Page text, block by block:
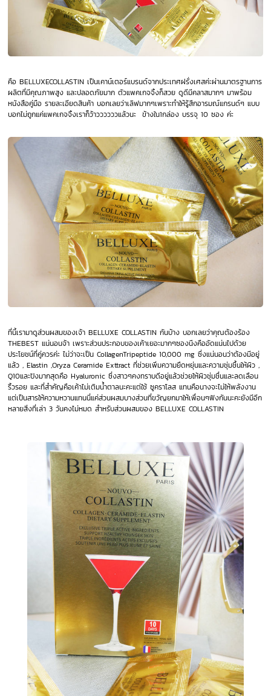
คือ BELLUXECOLLASTIN เป็นเคาน์เตอร์แบรนด์จากประเทศฝรั่งเศสค่ะผ่านมาตรฐานการ
ผลิตที่มีคุณภาพสูง และปลอดภัยมาก ตัวแพคเกจจิ้งก็สวย ดูดีมีคลาสมากๆ มาพร้อม
หนังสือคู่มือ รายละเอียดสินค้า บอกเลยว่าเลิฟมากๆเพราะทำให้รู้สึกอารมณ์แกรนด์ๆ แบบ
บอกไม่ถูกแค่แพคเกจจิ้งเราก็ว้าววววววแล้วนะ ข้างใน1กล่อง บรรจุ 10 ซอง ค่ะ
ที่นี้เรามาดูส่วนผสมของเจ้า BELLUXE COLLASTIN กันบ้าง บอกเลยว่าคุณต้องร้อง
THEBEST แน่นอนจ้า เพราะส่วนประกอบของเค้าเยอะมากๆซองนึงคืออัดแน่นไปด้วย
ประโยชน์ที่คู่ควรค่ะ ไม่ว่าจะเป็น CollagenTripeptide 10,000 mg ซึ่งแน่นอนว่าต้องมีอยู่
แล้ว , Elastin ,Oryza Ceramide Exttract ที่ช่วยเพิ่มความยืดหยุ่นและความชุ่มชื้นให้ผิว ,
Q10และปังมากสุดคือ Hyaluronic ซึ่งสาวๆคงทราบดีอยู่แล้วช่วยให้ผิวชุ่มชื่นและลดเลือน
ริ้วรอย และที่สำคัญคือเค้าไม่เติมน้ำตาลนะคะแต่ใช้ ซูคราโลส แทนคือนางจะไม่ให้พลังงาน
แต่เป็นสารให้ความหวานแทนนี่แค่ส่วนผสมบางส่วนที่ขวัญยกมาให้เพื่อนๆฟังกันนะคะยังมีอีก
หลายสิ่งที่เล่า 3 วันคงไม่หมด สำหรับส่วนผสมของ BELLUXE COLLASTIN